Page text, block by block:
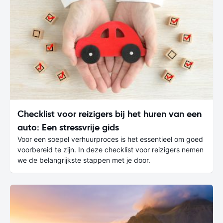
Checklist voor reizigers bij het huren van een
auto: Een stressvrije gids
Voor een soepel verhuurproces is het essentieel om goed
voorbereid te zijn. In deze checklist voor reizigers nemen
we de belangrijkste stappen met je door.